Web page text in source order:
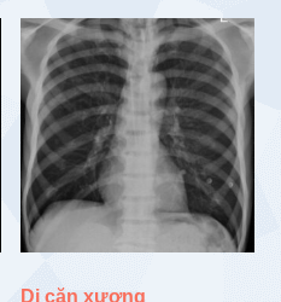
Di căn xương